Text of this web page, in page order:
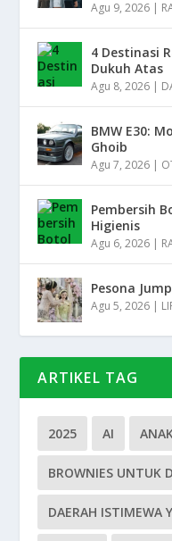
Agu 9, 2026 |
4 Destinasi
Dukuh Atas
Agu 8, 2026 |
BMW E30:
Ghoib
Agu 7, 2026 |
Pembersih
Higienis
Agu 6, 2026 |
Pesona
Agu 5, 2026 |
ARTIKEL TAG
2025 AI
BROWNIES UNTUK
DAERAH ISTIMEWA